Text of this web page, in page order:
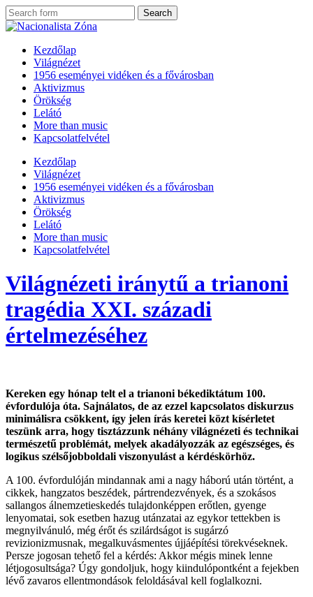
Kezdőlap
Világnézet
1956 eseményei vidéken és a fővárosban
Aktivizmus
Örökség
Lelátó
More than music
Kapcsolatfelvétel
Kezdőlap
Világnézet
1956 eseményei vidéken és a fővárosban
Aktivizmus
Örökség
Lelátó
More than music
Kapcsolatfelvétel
Világnézeti iránytű a trianoni
tragédia XXI. századi
értelmezéséhez
Kereken egy hónap telt el a trianoni békediktátum 100.
évfordulója óta. Sajnálatos, de az ezzel kapcsolatos diskurzus
minimálisra csökkent, így jelen írás keretei közt kísérletet
teszünk arra, hogy tisztázzunk néhány világnézeti és technikai
természetű problémát, melyek akadályozzák az egészséges, és
logikus szélsőjobboldali viszonyulást a kérdéskörhöz.
A 100. évfordulóján mindannak ami a nagy háború után történt, a
cikkek, hangzatos beszédek, pártrendezvények, és a szokásos
sallangos álnemzetieskedés tulajdonképpen erőtlen, gyenge
lenyomatai, sok esetben hazug utánzatai az egykor tettekben is
megnyilvánuló, még érőt és szilárdságot is sugárzó
revizionizmusnak, megalkuvásmentes újjáépítési törekvéseknek.
Persze jogosan tehető fel a kérdés: Akkor mégis minek lenne
létjogosultsága? Úgy gondoljuk, hogy kiindulópontként a fejekben
lévő zavaros ellentmondások feloldásával kell foglalkozni.